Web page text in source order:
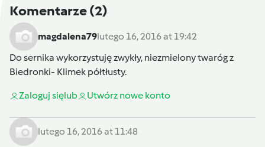
Komentarze(2)
magdalena79lutego 16, 2016 at 19:42
Do sernika wykorzystuję zwykły, niezmielony twaróg z
Biedronki- Klimek półtłusty.
Zaloguj sięlub Utwórz nowe konto
lutego 16, 2016 at 11:48